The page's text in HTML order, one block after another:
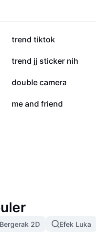
275,2 rb
trend tiktok
22,8 rb
trend jj sticker nih
8,2 rb
double camera
182
me and friend
2D Efek Luka